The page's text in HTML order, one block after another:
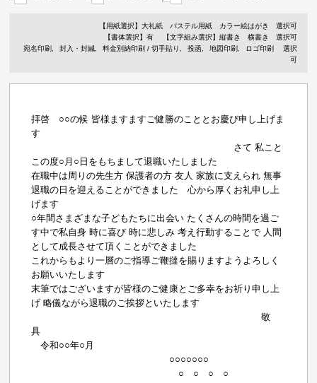
【用紙選択】 大礼紙 パステル用紙 カラー絵はがき
選択可
【書体選択】有
【文字組み選択】縦書き 横書き 選択可
宛名印刷
封入・封緘 料金別納印刷 / 切手貼り 投函 地図印刷 ロゴ印刷
選択
可
拝啓 ○○の候 皆様ますますご健勝のこととお慶び申し上げま
す
さて 私こと
この度○月○日をもちまして退職いたしました
在職中は周りの先生方 保護者の方 友人 家族に支えられ 無事
退職の日を迎えることができました 心から厚くお礼申し上
げます
○年間さまざまな子どもたちに出会い たくさんの時間を過ご
す中で私自身 時に喜び 時に悲しみ 考え行動することで 人間
として成長させて頂くことができました
これからもより一層のご指導ご鞭撻を賜りますようよろしく
お願いいたします
末筆ではございますが皆様のご健康とご多幸をお祈り申し上
げ 略儀ながら退職のご挨拶といたします
敬
具
令和○○年○月
○○○○○○○
○ ○ ○ ○